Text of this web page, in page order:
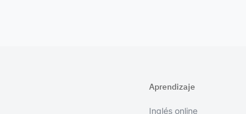
Aprendizaje
Inglés online